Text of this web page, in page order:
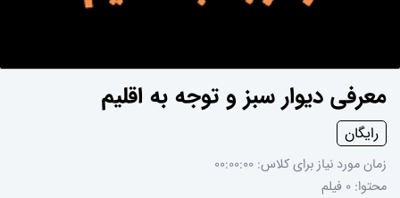
معرفی دیوار سبز و توجه به اقلیم
رایگان
زمان مورد نیاز برای کلاس: 00:00:00
محتوا: 0 فیلم